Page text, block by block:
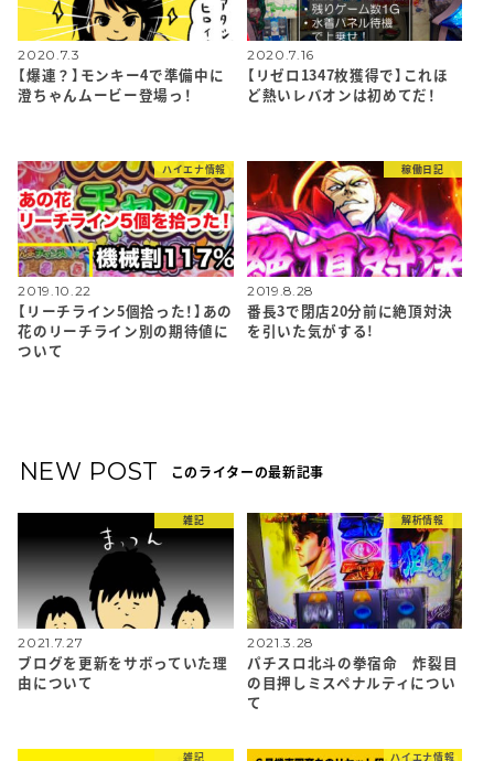
2020.7.3
【爆連？】モンキー4で準備中に
澄ちゃんムービー登場っ！
2020.7.16
【リゼロ1347枚獲得で】これほ
ど熱いレバオンは初めてだ！
ハイエナ情報
2019.10.22
【リーチライン5個拾った！】あの
花のリーチライン別の期待値に
ついて
稼働日記
2019.8.28
番長3で閉店20分前に絶頂対決
を引いた気がする!
NEW POST このライターの最新記事
雑記
2021.7.27
ブログを更新をサボっていた理
由について
解析情報
2021.3.28
パチスロ北斗の拳宿命 炸裂目
の目押しミスペナルティについ
て
雑記 ハイエナ情報